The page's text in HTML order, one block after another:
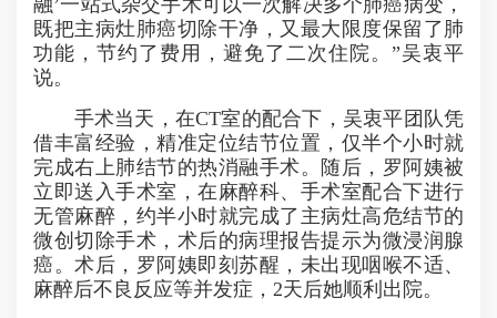
融’一站式杂交手术可以一次解决多个肺癌病变，
既把主病灶肺癌切除干净，又最大限度保留了肺
功能，节约了费用，避免了二次住院。”吴衷平
说。
手术当天，在CT室的配合下，吴衷平团队凭
借丰富经验，精准定位结节位置，仅半个小时就
完成右上肺结节的热消融手术。随后，罗阿姨被
立即送入手术室，在麻醉科、手术室配合下进行
无管麻醉，约半小时就完成了主病灶高危结节的
微创切除手术，术后的病理报告提示为微浸润腺
癌。术后，罗阿姨即刻苏醒，未出现咽喉不适、
麻醉后不良反应等并发症，2天后她顺利出院。